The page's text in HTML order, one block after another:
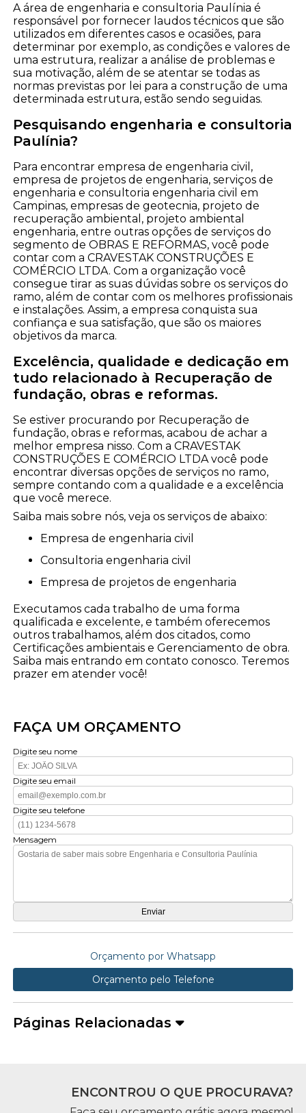
A área de engenharia e consultoria Paulínia é
responsável por fornecer laudos técnicos que são
utilizados em diferentes casos e ocasiões, para
determinar por exemplo, as condições e valores de
uma estrutura, realizar a análise de problemas e
sua motivação, além de se atentar se todas as
normas previstas por lei para a construção de uma
determinada estrutura, estão sendo seguidas.
Pesquisando engenharia e consultoria
Paulínia?
Para encontrar empresa de engenharia civil,
empresa de projetos de engenharia, serviços de
engenharia e consultoria engenharia civil em
Campinas, empresas de geotecnia, projeto de
recuperação ambiental, projeto ambiental
engenharia, entre outras opções de serviços do
segmento de OBRAS E REFORMAS, você pode
contar com a CRAVESTAK CONSTRUÇÕES E
COMÉRCIO LTDA. Com a organização você
consegue tirar as suas dúvidas sobre os serviços do
ramo, além de contar com os melhores profissionais
e instalações. Assim, a empresa conquista sua
confiança e sua satisfação, que são os maiores
objetivos da marca.
Excelência, qualidade e dedicação em
tudo relacionado à Recuperação de
fundação, obras e reformas.
Se estiver procurando por Recuperação de
fundação, obras e reformas, acabou de achar a
melhor empresa nisso. Com a CRAVESTAK
CONSTRUÇÕES E COMÉRCIO LTDA você pode
encontrar diversas opções de serviços no ramo,
sempre contando com a qualidade e a excelência
que você merece.
Saiba mais sobre nós, veja os serviços de abaixo:
empresa de engenharia civil
consultoria engenharia civil
empresa de projetos de engenharia
Executamos cada trabalho de uma forma
qualificada e excelente, e também oferecemos
outros trabalhamos, além dos citados, como
Certificações ambientais e Gerenciamento de obra.
Saiba mais entrando em contato conosco. Teremos
prazer em atender você!
FAÇA UM ORÇAMENTO
Digite seu nome
Digite seu email
Digite seu telefone
Mensagem
Orçamento por Whatsapp
Orçamento pelo Telefone
Páginas Relacionadas
ENCONTROU O QUE PROCURAVA?